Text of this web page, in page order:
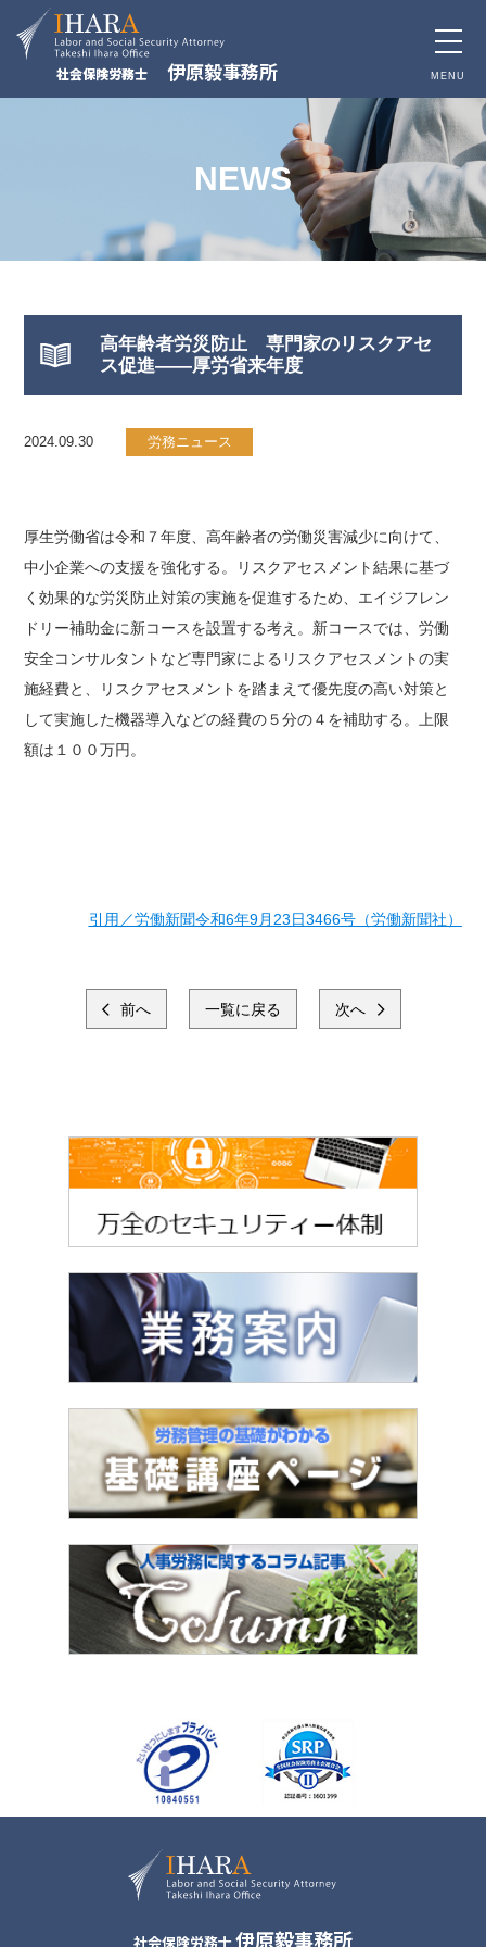
toggle
MENU
社会保険労務士 伊原毅事務所
NEWS
高年齢者労災防止 専門家のリスクアセ
ス促進――厚労省来年度
2024.09.30 労務ニュース
厚生労働省は令和７年度、高年齢者の労働災害減少に向けて、
中小企業への支援を強化する。リスクアセスメント結果に基づ
く効果的な労災防止対策の実施を促進するため、エイジフレン
ドリー補助金に新コースを設置する考え。新コースでは、労働
安全コンサルタントなど専門家によるリスクアセスメントの実
施経費と、リスクアセスメントを踏まえて優先度の高い対策と
して実施した機器導入などの経費の５分の４を補助する。上限
額は１００万円。
引用／労働新聞令和6年9月23日3466号（労働新聞社）
前へ 一覧に戻る 次へ
社会保険労務士伊原毅事務所